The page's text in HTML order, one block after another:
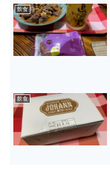
飲食
飲食